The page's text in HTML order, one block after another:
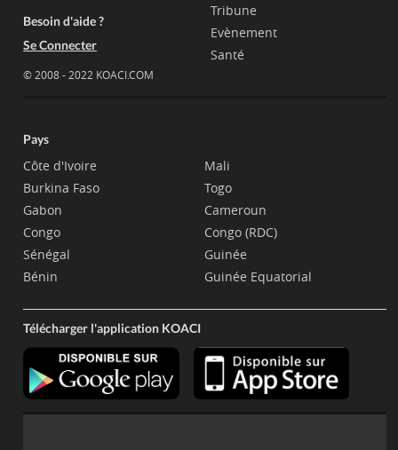
Besoin d'aide ?
Se Connecter
© 2008 - 2022 KOACI.COM
Tribune
Evènement
Santé
Pays
Côte d'Ivoire
Burkina Faso
Gabon
Congo
Sénégal
Bénin
Mali
Togo
Cameroun
Congo (RDC)
Guinée
Guinée Equatorial
Télécharger l'application KOACI